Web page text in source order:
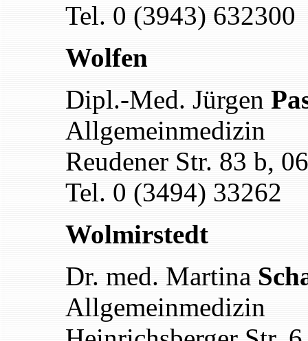
Tel. 0 (3943) 632300
Wolfen
Dipl.-Med. Jürgen
Allgemeinmedizin
Reudener Str. 83 b,
Tel. 0 (3494) 33262
Wolmirstedt
Dr. med. Martina
Allgemeinmedizin